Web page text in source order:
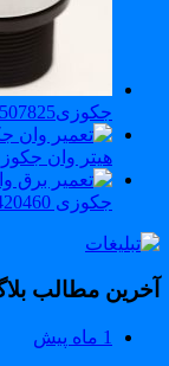
جکوزی09121507825
هیتر وان جکوزی
جکوزی 22420460
مطالب بلاگ
1 ماه پیش